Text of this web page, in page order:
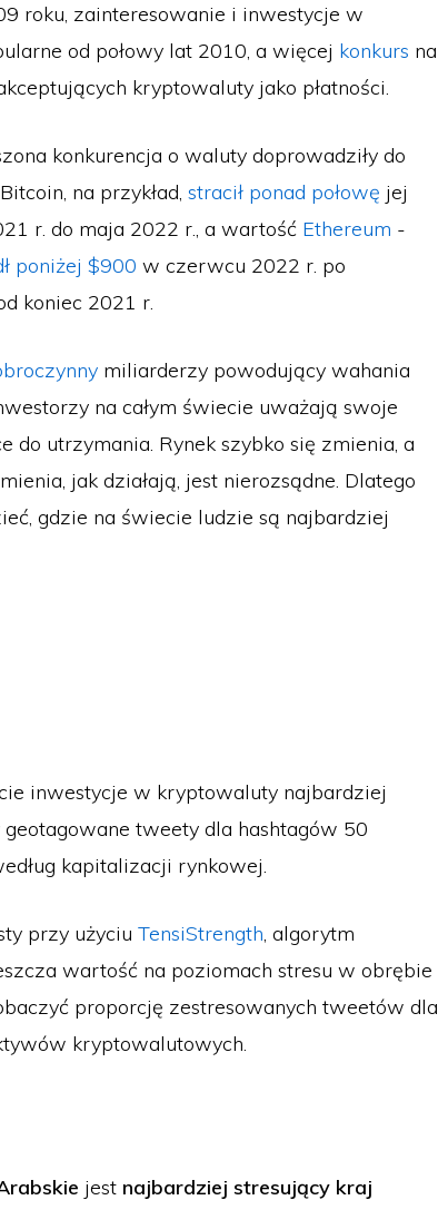
roku, zainteresowanie i inwestycje w
od połowy lat 2010, a więcej konkurs na
kryptowaluty jako płatności.
konkurencja o waluty doprowadziły do
na przykład, stracił ponad połowę jej
r. do maja 2022 r., a wartość Ethereum -
poniżej $900 w czerwcu 2022 r. po
koniec 2021 r.
miliarderzy powodujący wahania
na całym świecie uważają swoje
utrzymania. Rynek szybko się zmienia, a
jak działają, jest nierozsądne. Dlatego
gdzie na świecie ludzie są najbardziej
inwestycje w kryptowaluty najbardziej
tweety dla hashtagów 50
kapitalizacji rynkowej.
przy użyciu TensiStrength, algorytm
wartość na poziomach stresu w obrębie
proporcję zestresowanych tweetów dla
kryptowalutowych.
jest najbardziej stresujący kraj